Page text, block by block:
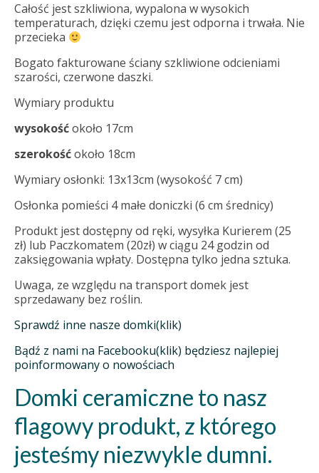
Całość jest szkliwiona, wypalona w wysokich
temperaturach, dzięki czemu jest odporna i trwała. Nie
przecieka
Bogato fakturowane ściany szkliwione odcieniami
szarości, czerwone daszki.
Wymiary produktu
wysokośćokoło 17cm
szerokośćokoło 18cm
Wymiary osłonki: 13x13cm (wysokość 7 cm)
Osłonka pomieści 4 małe doniczki (6 cm średnicy)
Produkt jest dostępny od ręki, wysyłka Kurierem (25
zł) lub Paczkomatem (20zł) w ciągu 24 godzin od
zaksięgowania wpłaty. Dostępna tylko jedna sztuka.
Uwaga, ze względu na transport domek jest
sprzedawany bez roślin.
Sprawdź inne nasze domki(klik)
Bądź z nami na Facebooku(klik) będziesz najlepiej
poinformowany o nowościach
Domki ceramiczne to nasz
flagowy produkt, z którego
jesteśmy niezwykle dumni.